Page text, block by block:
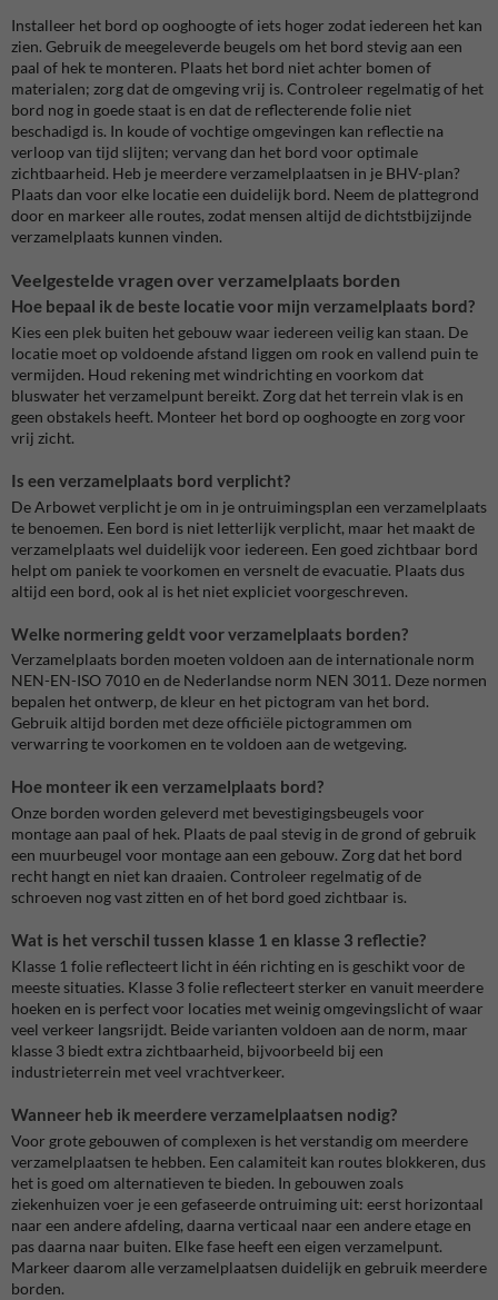
Installeer het bord op ooghoogte of iets hoger zodat iedereen het kan
zien. Gebruik de meegeleverde beugels om het bord stevig aan een
paal of hek te monteren. Plaats het bord niet achter bomen of
materialen; zorg dat de omgeving vrij is. Controleer regelmatig of het
bord nog in goede staat is en dat de reflecterende folie niet
beschadigd is. In koude of vochtige omgevingen kan reflectie na
verloop van tijd slijten; vervang dan het bord voor optimale
zichtbaarheid. Heb je meerdere verzamelplaatsen in je BHV-plan?
Plaats dan voor elke locatie een duidelijk bord. Neem de plattegrond
door en markeer alle routes, zodat mensen altijd de dichtstbijzijnde
verzamelplaats kunnen vinden.
Veelgestelde vragen over verzamelplaats borden
Hoe bepaal ik de beste locatie voor mijn verzamelplaats bord?
Kies een plek buiten het gebouw waar iedereen veilig kan staan. De
locatie moet op voldoende afstand liggen om rook en vallend puin te
vermijden. Houd rekening met windrichting en voorkom dat
bluswater het verzamelpunt bereikt. Zorg dat het terrein vlak is en
geen obstakels heeft. Monteer het bord op ooghoogte en zorg voor
vrij zicht.
Is een verzamelplaats bord verplicht?
De Arbowet verplicht je om in je ontruimingsplan een verzamelplaats
te benoemen. Een bord is niet letterlijk verplicht, maar het maakt de
verzamelplaats wel duidelijk voor iedereen. Een goed zichtbaar bord
helpt om paniek te voorkomen en versnelt de evacuatie. Plaats dus
altijd een bord, ook al is het niet expliciet voorgeschreven.
Welke normering geldt voor verzamelplaats borden?
Verzamelplaats borden moeten voldoen aan de internationale norm
NEN-EN-ISO 7010 en de Nederlandse norm NEN 3011. Deze normen
bepalen het ontwerp, de kleur en het pictogram van het bord.
Gebruik altijd borden met deze officiële pictogrammen om
verwarring te voorkomen en te voldoen aan de wetgeving.
Hoe monteer ik een verzamelplaats bord?
Onze borden worden geleverd met bevestigingsbeugels voor
montage aan paal of hek. Plaats de paal stevig in de grond of gebruik
een muurbeugel voor montage aan een gebouw. Zorg dat het bord
recht hangt en niet kan draaien. Controleer regelmatig of de
schroeven nog vast zitten en of het bord goed zichtbaar is.
Wat is het verschil tussen klasse 1 en klasse 3 reflectie?
Klasse 1 folie reflecteert licht in één richting en is geschikt voor de
meeste situaties. Klasse 3 folie reflecteert sterker en vanuit meerdere
hoeken en is perfect voor locaties met weinig omgevingslicht of waar
veel verkeer langsrijdt. Beide varianten voldoen aan de norm, maar
klasse 3 biedt extra zichtbaarheid, bijvoorbeeld bij een
industrieterrein met veel vrachtverkeer.
Wanneer heb ik meerdere verzamelplaatsen nodig?
Voor grote gebouwen of complexen is het verstandig om meerdere
verzamelplaatsen te hebben. Een calamiteit kan routes blokkeren, dus
het is goed om alternatieven te bieden. In gebouwen zoals
ziekenhuizen voer je een gefaseerde ontruiming uit: eerst horizontaal
naar een andere afdeling, daarna verticaal naar een andere etage en
pas daarna naar buiten. Elke fase heeft een eigen verzamelpunt.
Markeer daarom alle verzamelplaatsen duidelijk en gebruik meerdere
borden.